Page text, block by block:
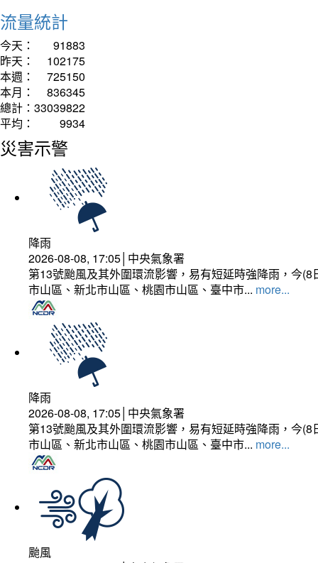
流量統計
今天：
91883
昨天：
102175
本週：
725150
本月：
836345
總計： 33039822
平均：
9934
災害示警
降雨
2026-08-08, 17:05│中央氣象署
第13號颱風及其外圍環流影響，易有短延時強降雨，今
市山區、新北市山區、桃園市山區、臺中市... more...
降雨
2026-08-08, 17:05│中央氣象署
第13號颱風及其外圍環流影響，易有短延時強降雨，今
市山區、新北市山區、桃園市山區、臺中市... more...
颱風